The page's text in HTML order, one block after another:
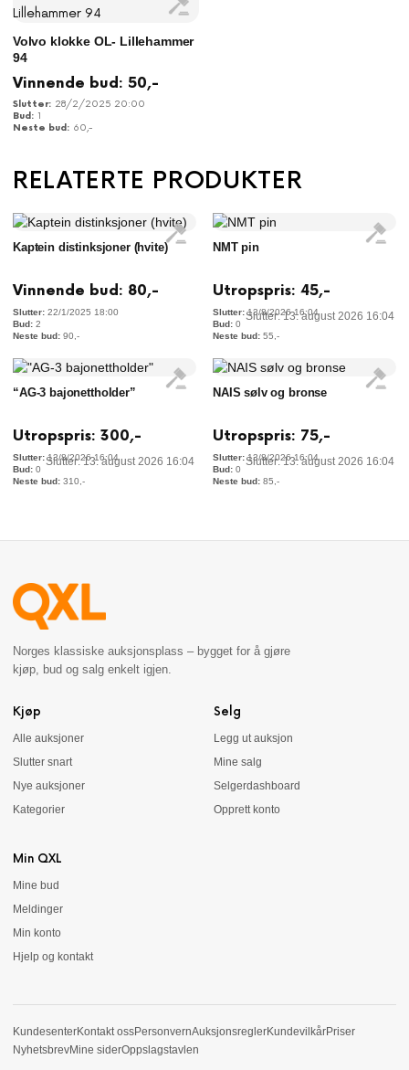
Volvo klokke OL- Lillehammer
94
Vinnende bud: 50,-
28/2/2025 20:00
1
60,-
RELATERTE PRODUKTER
Kaptein distinksjoner (hvite)
Vinnende bud: 80,-
22/1/2025 18:00
2
90 ,-
Slutter: 13. august 2026 16:04
NMT pin
Utropspris: 45,-
13/8/2026 16:04
0
55 ,-
Slutter: 13. august 2026 16:04
“AG-3 bajonettholder”
Utropspris: 300,-
13/8/2026 16:04
0
310 ,-
Slutter: 13. august 2026 16:04
NAIS sølv og bronse
Utropspris: 75,-
13/8/2026 16:04
0
85 ,-
Norges klassiske auksjonsplass – bygget for å gjøre
kjøp, bud og salg enkelt igjen.
Kjøp
Alle auksjoner
Slutter snart
Nye auksjoner
Kategorier
Selg
Legg ut auksjon
Mine salg
Selgerdashboard
Opprett konto
Min QXL
Mine bud
Meldinger
Min konto
Hjelp og kontakt
KundesenterKontakt ossPersonvernAuksjonsreglerKundevilkårPriser
NyhetsbrevMine siderOppslagstavlen